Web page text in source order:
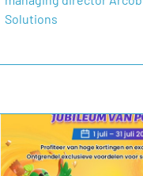
Solutions